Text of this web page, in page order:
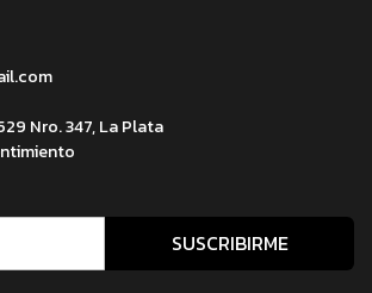
Nro. 347, La Plata
SUSCRIBIRME